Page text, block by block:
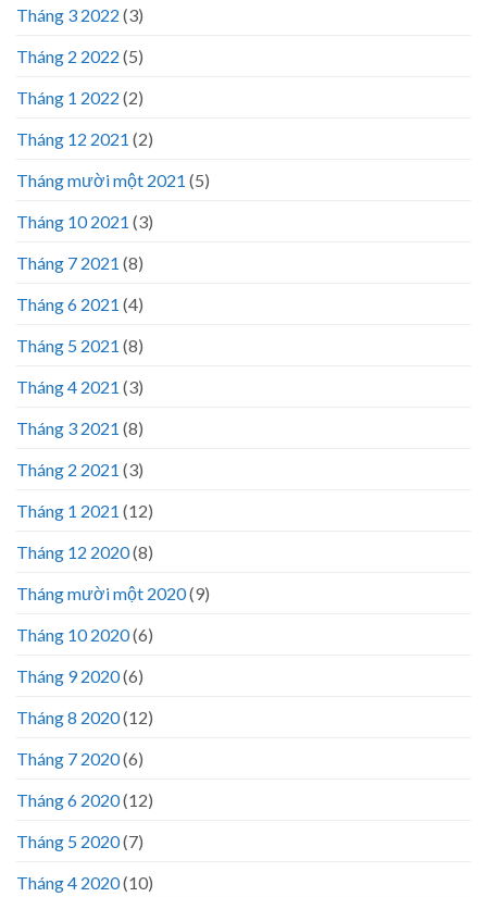
Tháng 3 2022 (3)
Tháng 2 2022 (5)
Tháng 1 2022 (2)
Tháng 12 2021 (2)
Tháng mười một 2021 (5)
Tháng 10 2021 (3)
Tháng 7 2021 (8)
Tháng 6 2021 (4)
Tháng 5 2021 (8)
Tháng 4 2021 (3)
Tháng 3 2021 (8)
Tháng 2 2021 (3)
Tháng 1 2021 (12)
Tháng 12 2020(8)
Tháng mười một 2020(9)
Tháng 10 2020(6)
Tháng 9 2020(6)
Tháng 8 2020(12)
Tháng 7 2020(6)
Tháng 6 2020(12)
Tháng 5 2020(7)
Tháng 4 2020(10)